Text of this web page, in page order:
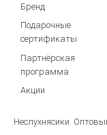
Бренд
Подарочные
сертификаты
Партнёрская
программа
Акции
Неслухнясики.